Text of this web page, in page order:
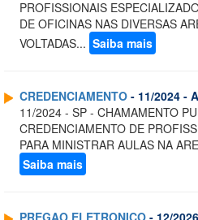
PROFISSIONAIS
DE OFICINAS NAS DIVERSAS
VOLTADAS... Saiba mais
CREDENCIAMENTO - 11/2024 -
11/2024 - SP - CHAMAMENTO
CREDENCIAMENTO DE
PARA MINISTRAR AULAS NA
Saiba mais